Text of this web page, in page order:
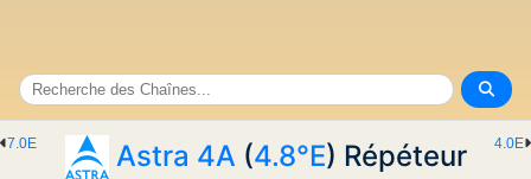
4.0E
7.0E Astra 4A (4.8°E) Répéteur